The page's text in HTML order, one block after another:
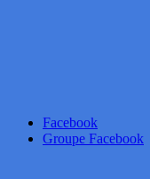
Facebook
Groupe Facebook